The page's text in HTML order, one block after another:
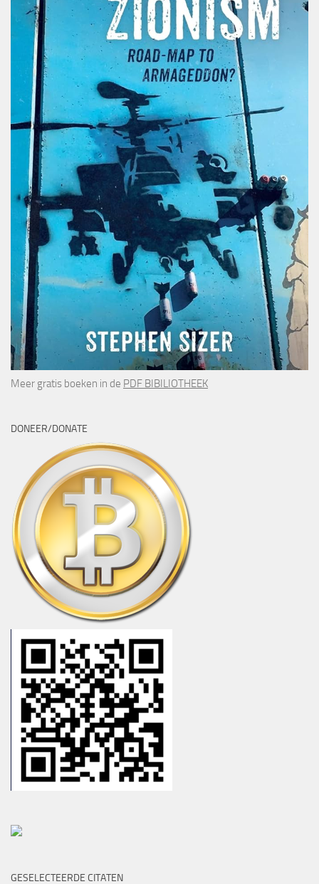
Meer gratis boeken in de PDF BIBILIOTHEEK
DONEER/DONATE
GESELECTEERDE CITATEN